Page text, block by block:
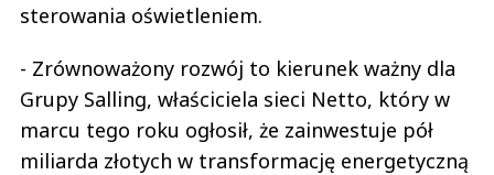
sterowania oświetleniem.
- Zrównoważony rozwój to kierunek ważny dla
Grupy Salling, właściciela sieci Netto, który w
marcu tego roku ogłosił, że zainwestuje pół
miliarda złotych w transformację energetyczną